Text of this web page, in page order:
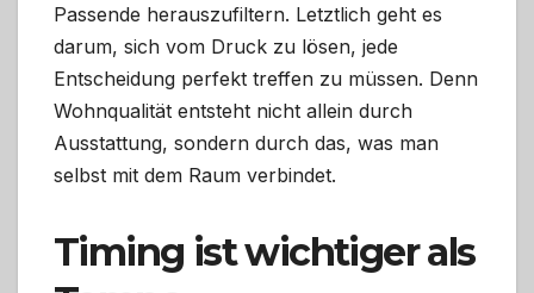
Passende herauszufiltern. Letztlich geht es
darum, sich vom Druck zu lösen, jede
Entscheidung perfekt treffen zu müssen. Denn
Wohnqualität entsteht nicht allein durch
Ausstattung, sondern durch das, was man
selbst mit dem Raum verbindet.
Timing ist wichtiger als